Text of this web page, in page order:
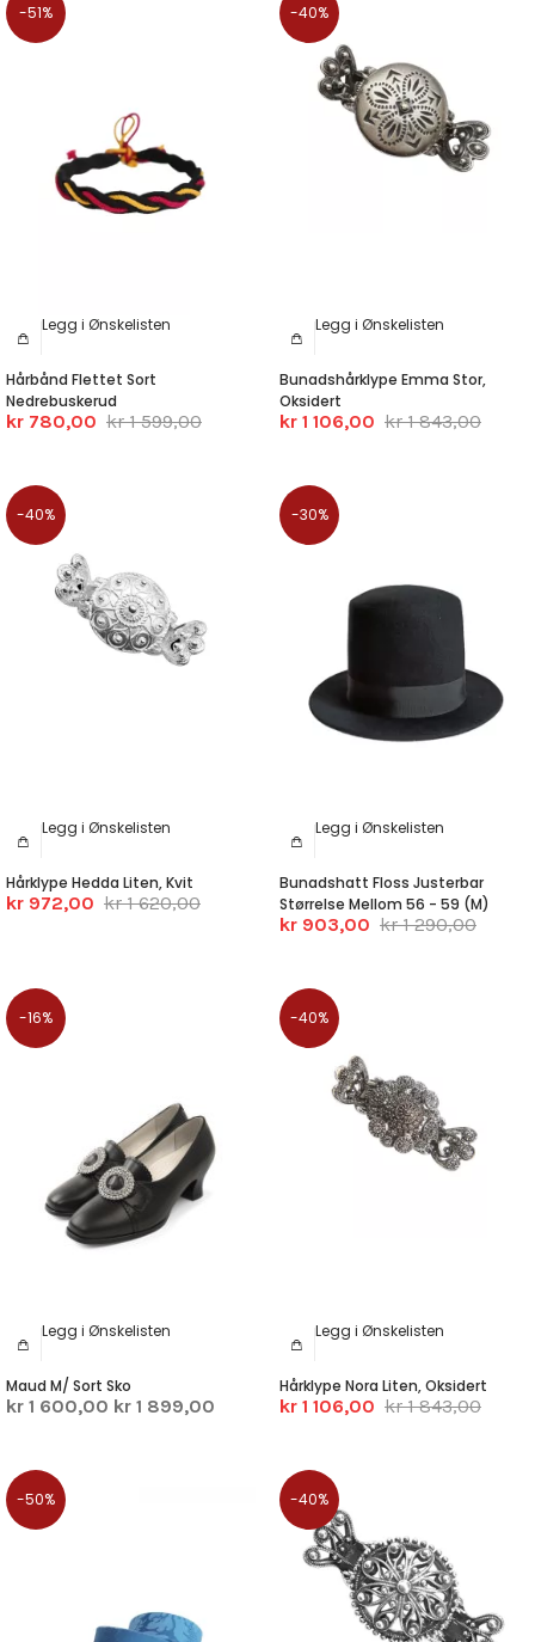
-51%
Legg i Ønskelisten
Hårbånd Flettet Sort
Nedrebuskerud
kr 780,00 kr 1 599,00
-40%
Legg i Ønskelisten
Bunadshårklype Emma Stor,
Oksidert
kr 1 106,00 kr 1 843,00
-40%
Legg i Ønskelisten
Hårklype Hedda Liten, Kvit
kr 972,00 kr 1 620,00
-30%
Legg i Ønskelisten
Bunadshatt Floss Justerbar
Størrelse Mellom 56 - 59 (M)
kr 903,00 kr 1 290,00
-16%
Legg i Ønskelisten
Maud M/ Sort Sko
kr 1 600,00 kr 1 899,00
-40%
Legg i Ønskelisten
Hårklype Nora Liten, Oksidert
kr 1 106,00 kr 1 843,00
-50% -40%